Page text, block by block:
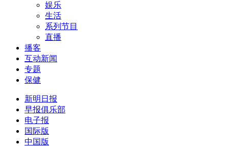
娱乐
生活
系列节目
直播
播客
互动新闻
专题
保健
新明日报
早报俱乐部
电子报
国际版
中国版